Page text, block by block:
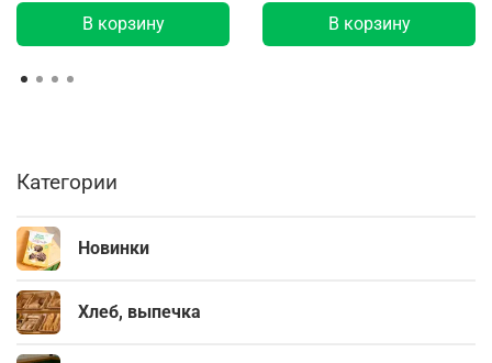
В корзину В корзину
Категории
Новинки
Хлеб, выпечка